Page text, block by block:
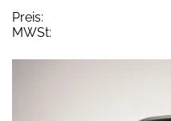
Preis:
MWSt: